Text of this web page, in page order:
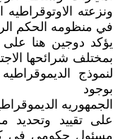
ونزعته الاوتوقراطيه
في منظومه الحكم
يؤكد دوجين هنا على
بمختلف شرائحها
لنموذج
بوجود
الجمهوريه
على تقييد وتحديد
مسئول حكومي في